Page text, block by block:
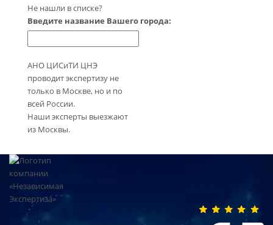
Не нашли в списке?
Введите название Вашего города:
АНО ЦИСиТИ ЦНЭ
проводит экспертизу не
только в Москве, но и по
всей России.
Наши эксперты выезжают
из Москвы.